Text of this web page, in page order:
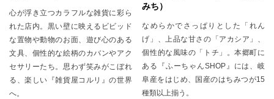
心が浮き立つカラフルな雑貨に彩ら
れた店内。黒い壁に映えるビビッド
な置物や動物のお面、遊び心のある
文具、個性的な絵柄のカバンやアク
セサリーたち。思わず笑みがこぼれ
る、楽しい『雑貨屋コルリ』の世界
へ。
みち）
なめらかでさっぱりとした「れん
げ」、上品な甘さの「アカシア」、
個性的な風味の「トチ」。本郷町に
ある『ふーちゃんSHOP』には、岐
阜産をはじめ、国産のはちみつが15
種類以上揃う。